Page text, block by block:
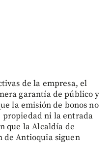
de la empresa, el
garantía de público y
la emisión de bonos no
ni la entrada
que la Alcaldía de
de Antioquia siguen